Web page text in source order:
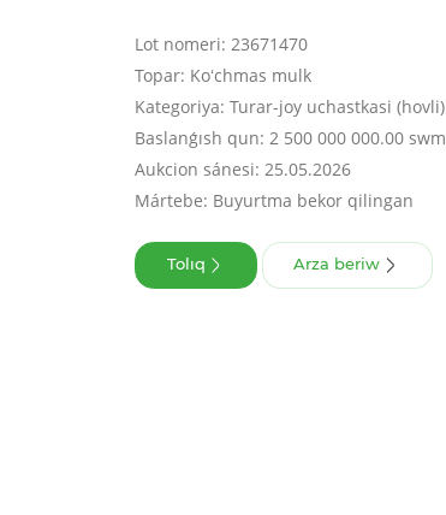
Lot nomeri: 23671470
Topar: Koʻchmas mulk
Kategoriya: Turar-joy uchastkasi (hovli)
Baslanǵısh qun: 2 500 000 000.00 swm
Aukcion sánesi: 25.05.2026
Mártebe: Buyurtma bekor qilingan
Tolıq Arza beriw